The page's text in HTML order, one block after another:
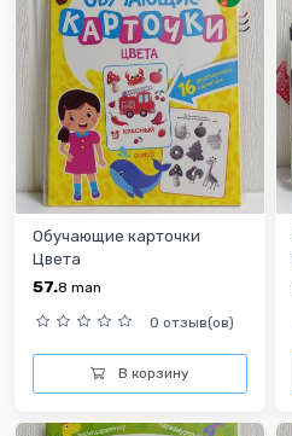
Обучающие карточки
Цвета
57.8 man
0 отзыв(ов)
В корзину